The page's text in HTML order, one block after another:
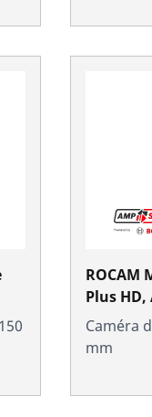
ROCAM
Plus HD,
Caméra
mm